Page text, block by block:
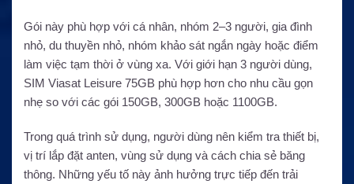
Gói này phù hợp với cá nhân, nhóm 2–3 người, gia đình
nhỏ, du thuyền nhỏ, nhóm khảo sát ngắn ngày hoặc điểm
làm việc tạm thời ở vùng xa. Với giới hạn 3 người dùng,
SIM Viasat Leisure 75GB phù hợp hơn cho nhu cầu gọn
nhẹ so với các gói 150GB, 300GB hoặc 1100GB.
Trong quá trình sử dụng, người dùng nên kiểm tra thiết bị,
vị trí lắp đặt anten, vùng sử dụng và cách chia sẻ băng
thông. Những yếu tố này ảnh hưởng trực tiếp đến trải